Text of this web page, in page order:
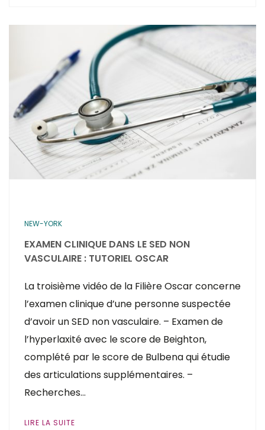
NEW-YORK
EXAMEN CLINIQUE DANS LE SED NON
VASCULAIRE : TUTORIEL OSCAR
La troisième vidéo de la Filière Oscar concerne
l’examen clinique d’une personne suspectée
d’avoir un SED non vasculaire. – Examen de
l’hyperlaxité avec le score de Beighton,
complété par le score de Bulbena qui étudie
des articulations supplémentaires. –
Recherches…
LIRE LA SUITE